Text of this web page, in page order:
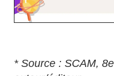
* Source : SCAM,